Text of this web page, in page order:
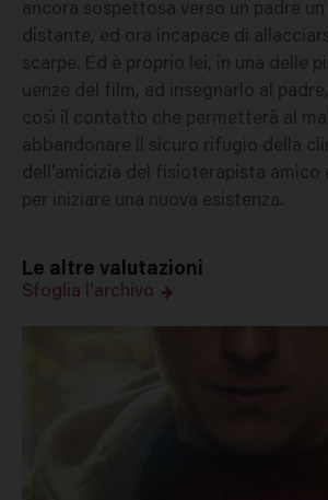
ancora sospettosa verso un padre
distante, ed ora incapace di
scarpe. Ed è proprio lei, in una delle
uenze del film, ad insegnarlo al
così il contatto che permetterà al
abbandonare il sicuro rifugio della
dell'amicizia del fisioterapista amico
per iniziare una nuova esistenza.
Le altre valutazioni
Sfoglia l'archivo